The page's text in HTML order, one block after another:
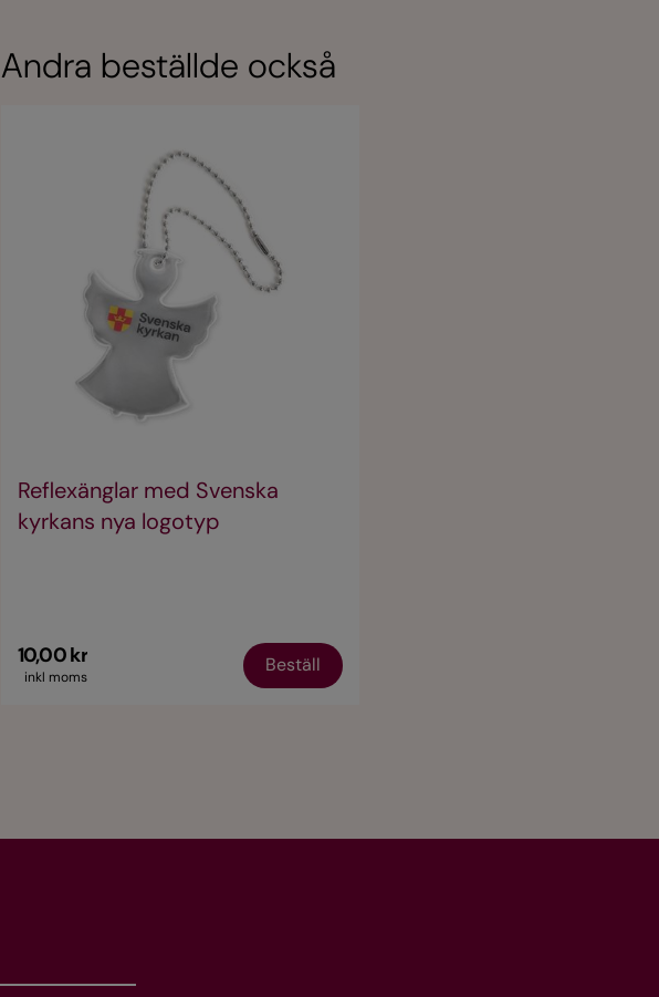
Andra beställde också
Reflexänglar med Svenska
kyrkans nya logotyp
10,00 kr
inkl moms
Beställ